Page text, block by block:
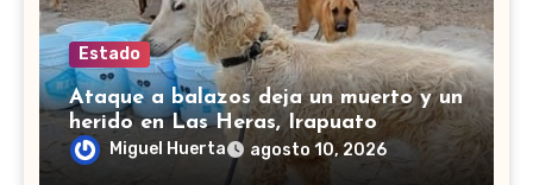
Estado
Ataque a balazos deja un muerto y un
herido en Las Heras, Irapuato
Miguel Huerta agosto 10, 2026